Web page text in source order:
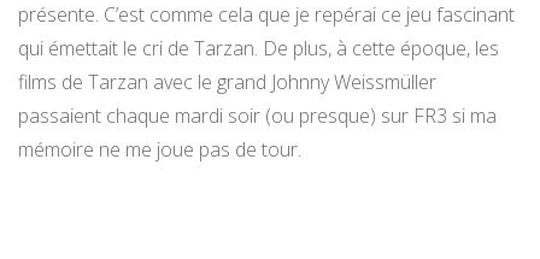
présente. C’est comme cela que je repérai ce jeu fascinant
qui émettait le cri de Tarzan. De plus, à cette époque, les
films de Tarzan avec le grand Johnny Weissmüller
passaient chaque mardi soir (ou presque) sur FR3 si ma
mémoire ne me joue pas de tour.